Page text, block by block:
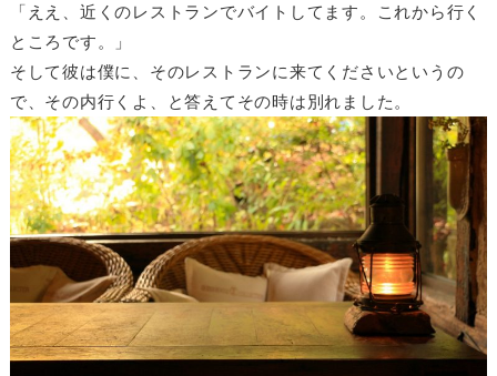
「ええ、近くのレストランでバイトしてます。これから行く
ところです。」
そして彼は僕に、そのレストランに来てくださいというの
で、その内行くよ、と答えてその時は別れました。